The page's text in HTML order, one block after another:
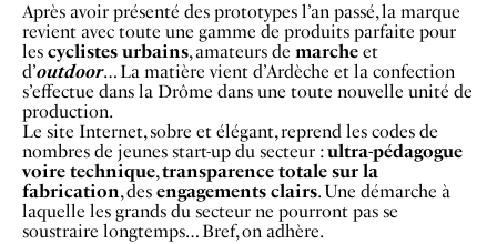
Après avoir présenté des prototypes l’an passé, la marque
revient avec toute une gamme de produits parfaite pour
les cyclistes urbains, amateurs de marche et
d’outdoor… La matière vient d’Ardèche et la confection
s’effectue dans la Drôme dans une toute nouvelle unité de
production.
Le site Internet, sobre et élégant, reprend les codes de
nombres de jeunes start-up du secteur :ultra-pédagogue
voire technique,transparence totale sur la
fabrication, des engagements clairs. Une démarche à
laquelle les grands du secteur ne pourront pas se
soustraire longtemps… Bref, on adhère.